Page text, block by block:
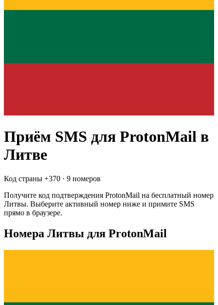
Приём SMS для ProtonMail в
Литве
Код страны +370 · 9 номеров
Получите код подтверждения ProtonMail на бесплатный номер
Литвы. Выберите активный номер ниже и примите SMS
прямо в браузере.
Номера Литвы для ProtonMail